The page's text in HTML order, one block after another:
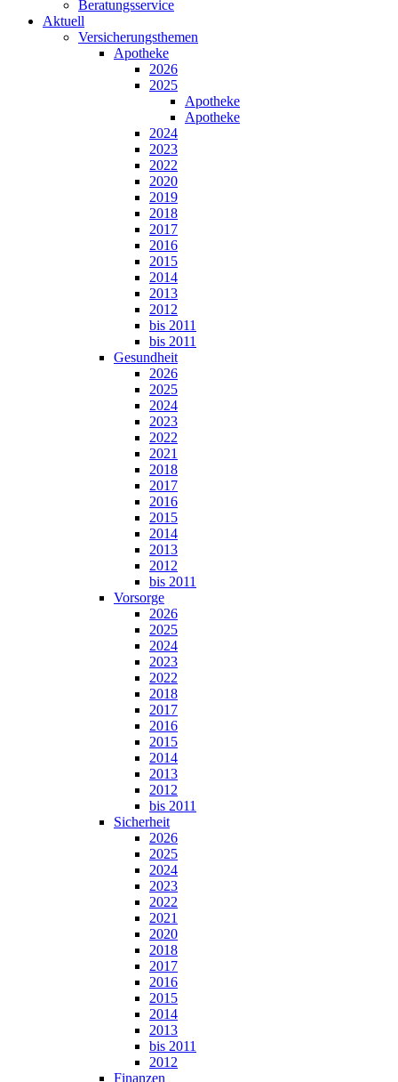
Beratungsservice
Aktuell
Versicherungsthemen
Apotheke
2026
2025
Apotheke
Apotheke
2024
2023
2022
2020
2019
2018
2017
2016
2015
2014
2013
2012
bis 2011
bis 2011
Gesundheit
2026
2025
2024
2023
2022
2021
2018
2017
2016
2015
2014
2013
2012
bis 2011
Vorsorge
2026
2025
2024
2023
2022
2018
2017
2016
2015
2014
2013
2012
bis 2011
Sicherheit
2026
2025
2024
2023
2022
2021
2020
2018
2017
2016
2015
2014
2013
bis 2011
2012
Finanzen